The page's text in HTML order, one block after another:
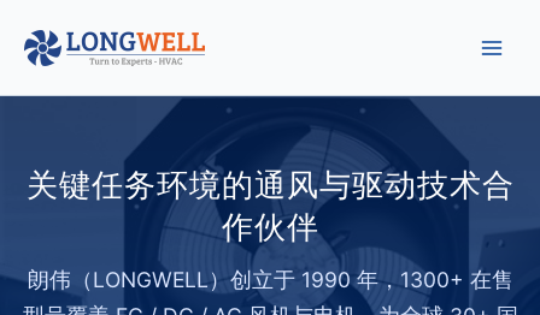
容
关键任务环境的通风与驱动技术合
作伙伴
朗伟（LONGWELL）创立于 1990 年，1300+ 在售